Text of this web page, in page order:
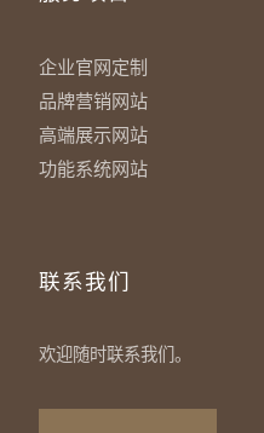
企业官网定制
品牌营销网站
高端展示网站
功能系统网站
联系我们
欢迎随时联系我们。